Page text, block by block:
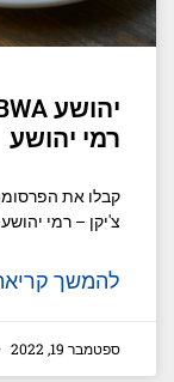
רמי יהושע
צ'יקן – רמי יהושע
להמשך
ספטמבר 19, 2022